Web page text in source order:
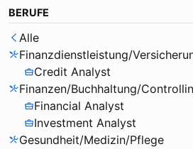
BERUFE
Alle
Finanzdienstleistung/
Credit Analyst
Finanzen/Buchhaltung/
Financial Analyst
Investment Analyst
Gesundheit/Medizin/Pflege